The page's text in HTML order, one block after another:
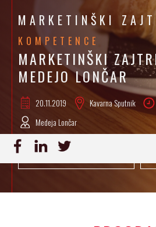
MARKETINŠKI
KOMPETENCE
MARKETINŠKI
MEDEJO LONČAR
20.11.2019 Kavarna Sputnik
Medeja Lončar